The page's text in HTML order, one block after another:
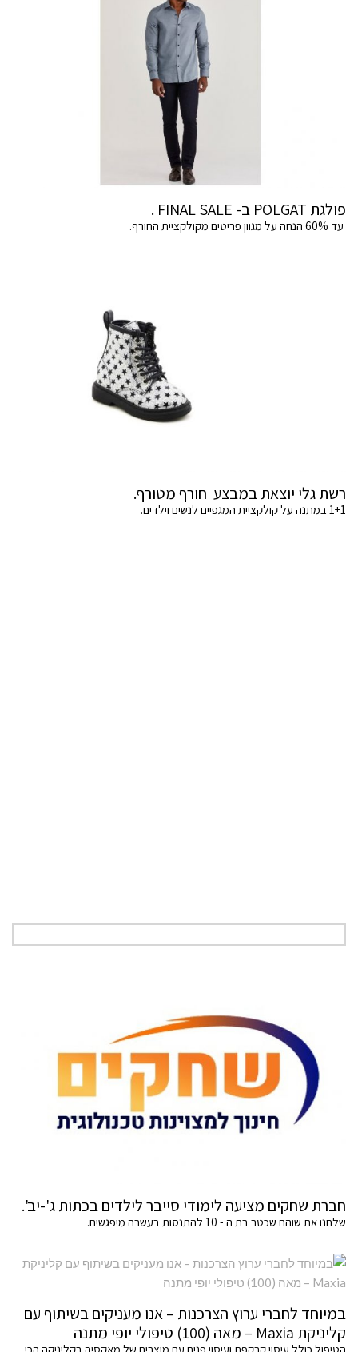
פולגת POLGAT ב- FINAL SALE .
עד 60% הנחה על מגוון פריטים מקולקציית החורף.
רשת גלי יוצאת במבצע חורף מטורף.
1+1 במתנה על קולקציית המגפיים לנשים וילדים.
חברת שחקים מציעה לימודי סייבר לילדים בכתות ג'-יב'.
שלחנו את שוהם שכטר בת ה - 10 להתנסות בעשרה מיפגשים.
במיוחד לחברי ערוץ הצרכנות – אנו מעניקים בשיתוף עם
קליניקת Maxia – מאה (100) טיפולי יופי מתנה